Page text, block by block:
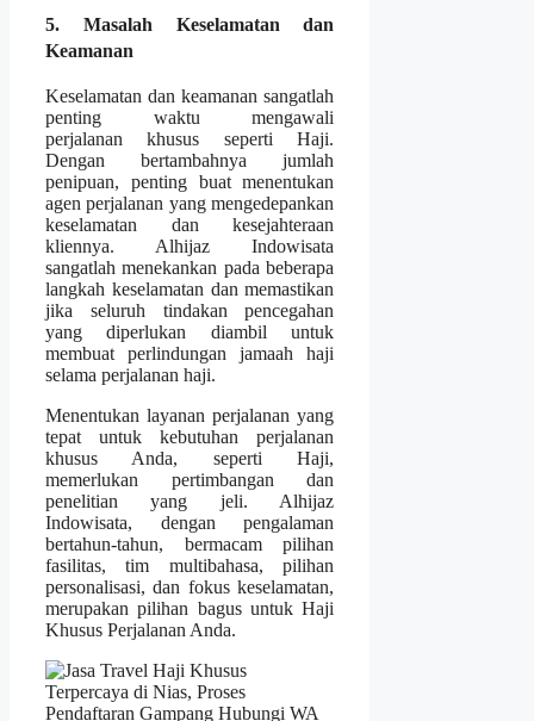
5. Masalah Keselamatan dan
Keamanan
Keselamatan dan keamanan sangatlah
penting waktu mengawali
perjalanan khusus seperti Haji.
Dengan bertambahnya jumlah
penipuan, penting buat menentukan
agen perjalanan yang mengedepankan
keselamatan dan kesejahteraan
kliennya. Alhijaz Indowisata
sangatlah menekankan pada beberapa
langkah keselamatan dan memastikan
jika seluruh tindakan pencegahan
yang diperlukan diambil untuk
membuat perlindungan jamaah haji
selama perjalanan haji.
Menentukan layanan perjalanan yang
tepat untuk kebutuhan perjalanan
khusus Anda, seperti Haji,
memerlukan pertimbangan dan
penelitian yang jeli. Alhijaz
Indowisata, dengan pengalaman
bertahun-tahun, bermacam pilihan
fasilitas, tim multibahasa, pilihan
personalisasi, dan fokus keselamatan,
merupakan pilihan bagus untuk Haji
Khusus Perjalanan Anda.